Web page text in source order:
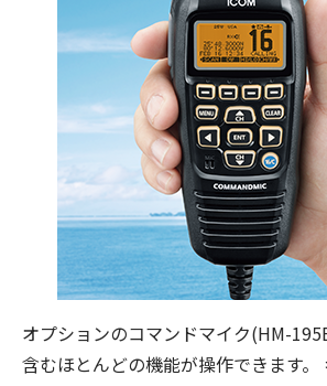
オプションのコマンドマイク(HM-
含むほとんどの機能が操作できます